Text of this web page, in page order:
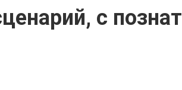
с познат